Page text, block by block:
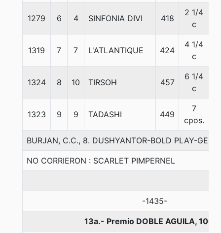
1279 6 4 SINFONIA DIVI 418
2 1/4
c
1319 7 7 L'ATLANTIQUE 424
4 1/4
c
1324 8 10 TIRSOH 457
6 1/4
c
1323 9 9 TADASHI 449
7
cpos.
BURJAN, C.C., 8. DUSHYANTOR-BOLD PLAY-
NO CORRIERON : SCARLET PIMPERNEL
-1435-
13a.- Premio DOBLE AGUILA,